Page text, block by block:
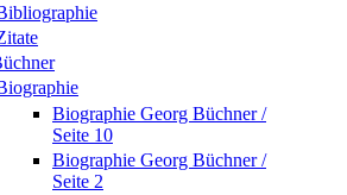
Biographie Georg Büchner /
Seite 10
Biographie Georg Büchner /
Seite 2